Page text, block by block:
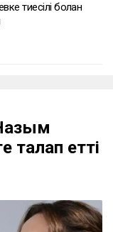
тиесілі болған
талап етті